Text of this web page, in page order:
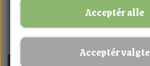
Acceptér alle
Acceptér valgte